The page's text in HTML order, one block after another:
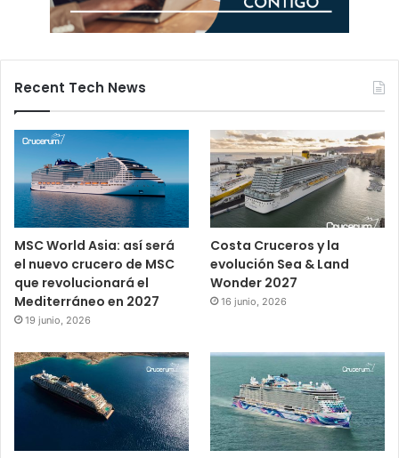
Recent Tech News
MSC World Asia: así será
el nuevo crucero de MSC
que revolucionará el
Mediterráneo en 2027
19 junio, 2026
Costa Cruceros y la
evolución Sea & Land
Wonder 2027
16 junio, 2026